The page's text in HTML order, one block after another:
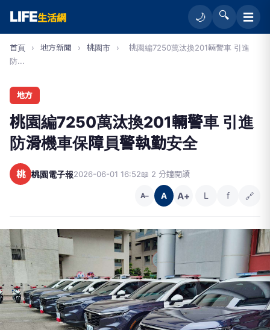
LIFE生活網 🌙 🔍 ☰
首頁 › 地方新聞 › 桃園市 ›
桃園編7250萬汰換201輛警車 引進
防...
地方
桃園編7250萬汰換201輛警車 引進
防滑機車保障員警執勤安全
桃 桃園電子報2026-06-01 16:52📖 2 分鐘閱讀
A− A A+ L f 🔗